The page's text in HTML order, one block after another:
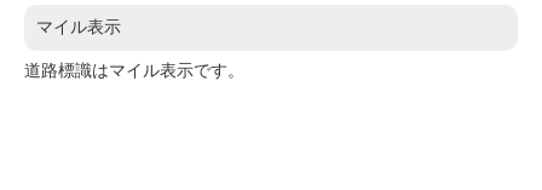
マイル表示
道路標識はマイル表示です。